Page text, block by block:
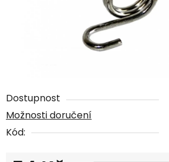
Dostupnost
Možnosti doručení
Kód: